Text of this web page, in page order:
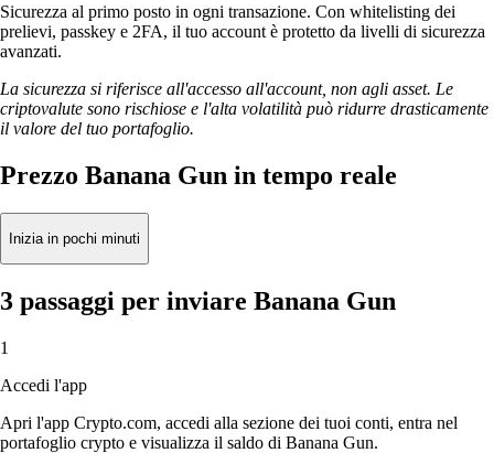
Sicurezza al primo posto in ogni transazione. Con whitelisting dei
prelievi, passkey e 2FA, il tuo account è protetto da livelli di sicurezza
avanzati.
La sicurezza si riferisce all'accesso all'account, non agli asset. Le
criptovalute sono rischiose e l'alta volatilità può ridurre drasticamente
il valore del tuo portafoglio.
Prezzo Banana Gun in tempo reale
Inizia in pochi minuti
3 passaggi per inviare Banana Gun
1
Accedi l'app
Apri l'app Crypto.com, accedi alla sezione dei tuoi conti, entra nel
portafoglio crypto e visualizza il saldo di Banana Gun.